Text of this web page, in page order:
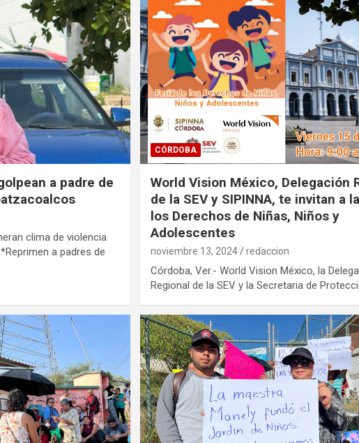
a padre de
clima de violencia
a padres de
CÓRDOBA
World Vision México, Delegación
de la SEV y SIPINNA, te invitan a
los Derechos de Niñas, Niños y
Adolescentes
noviembre 13, 2024 redaccion
Córdoba, Ver.- World Vision México, la
Regional de la SEV y la Secretaria de